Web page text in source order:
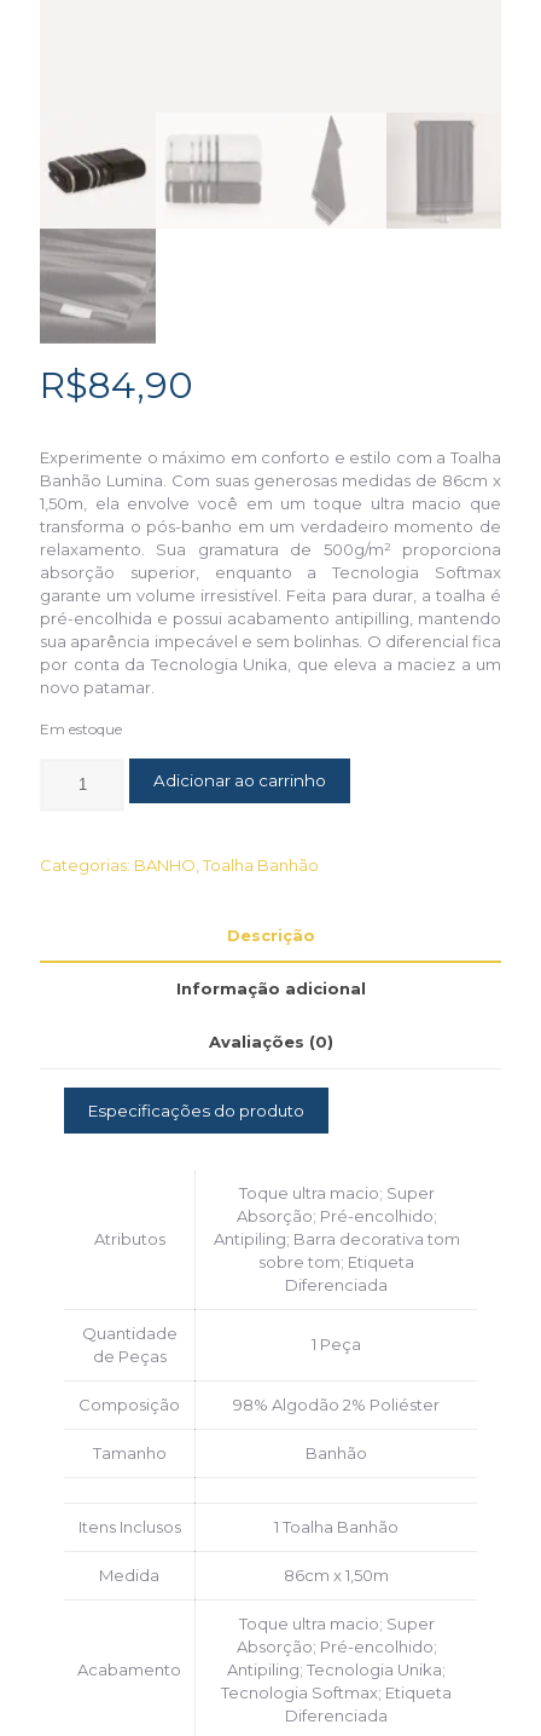
R$84,90
Experimente o máximo em conforto e estilo com a Toalha
Banhão Lumina. Com suas generosas medidas de 86cm x
1,50m, ela envolve você em um toque ultra macio que
transforma o pós-banho em um verdadeiro momento de
relaxamento. Sua gramatura de 500g/m² proporciona
absorção superior, enquanto a Tecnologia Softmax
garante um volume irresistível. Feita para durar, a toalha é
pré-encolhida e possui acabamento antipilling, mantendo
sua aparência impecável e sem bolinhas. O diferencial fica
por conta da Tecnologia Unika, que eleva a maciez a um
novo patamar.
Em estoque
Adicionar ao carrinho
Categorias: BANHO ,Toalha Banhão
Descrição
Informação adicional
Avaliações (0)
Especificações do produto
Atributos
Toque ultra macio; Super
Absorção; Pré-encolhido;
Antipiling; Barra decorativa tom
sobre tom; Etiqueta
Diferenciada
Quantidade
de Peças
1 Peça
Composição 98% Algodão 2% Poliéster
Tamanho Banhão
Itens Inclusos 1 Toalha Banhão
Medida 86cm x 1,50m
Acabamento
Toque ultra macio; Super
Absorção; Pré-encolhido;
Antipiling; Tecnologia Unika;
Tecnologia Softmax; Etiqueta
Diferenciada